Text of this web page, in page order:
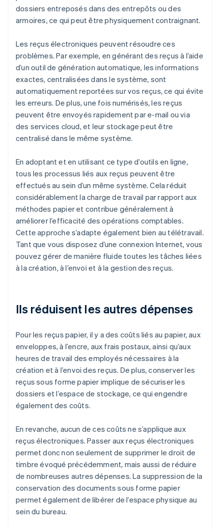
dossiers entreposés dans des entrepôts ou des
armoires, ce qui peut être physiquement contraignant.
Les reçus électroniques peuvent résoudre ces
problèmes. Par exemple, en générant des reçus à l’aide
d’un outil de génération automatique, les informations
exactes, centralisées dans le système, sont
automatiquement reportées sur vos reçus, ce qui évite
les erreurs. De plus, une fois numérisés, les reçus
peuvent être envoyés rapidement par e-mail ou via
des services cloud, et leur stockage peut être
centralisé dans le même système.
En adoptant et en utilisant ce type d’outils en ligne,
tous les processus liés aux reçus peuvent être
effectués au sein d’un même système. Cela réduit
considérablement la charge de travail par rapport aux
méthodes papier et contribue généralement à
améliorer l’efficacité des opérations comptables.
Cette approche s’adapte également bien au télétravail.
Tant que vous disposez d’une connexion Internet, vous
pouvez gérer de manière fluide toutes les tâches liées
à la création, à l’envoi et à la gestion des reçus.
Ils réduisent les autres dépenses
Pour les reçus papier, il y a des coûts liés au papier, aux
enveloppes, à l’encre, aux frais postaux, ainsi qu’aux
heures de travail des employés nécessaires à la
création et à l’envoi des reçus. De plus, conserver les
reçus sous forme papier implique de sécuriser les
dossiers et l’espace de stockage, ce qui engendre
également des coûts.
En revanche, aucun de ces coûts ne s’applique aux
reçus électroniques. Passer aux reçus électroniques
permet donc non seulement de supprimer le droit de
timbre évoqué précédemment, mais aussi de réduire
de nombreuses autres dépenses. La suppression de la
conservation des documents sous forme papier
permet également de libérer de l’espace physique au
sein du bureau.